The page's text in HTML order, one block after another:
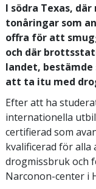
I södra Texas,
tonåringar som
offra för att
och där
landet,
att ta itu med
Efter att ha
internationella
certifierad som
kvalificerad för alla
drogmissbruk och
Narconon-center i